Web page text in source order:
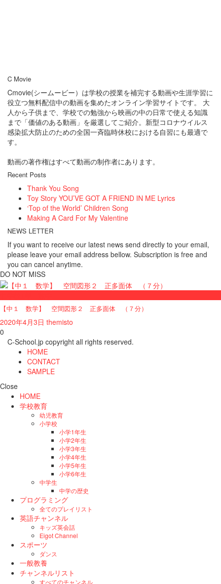
C Movie
Cmovie(シームービー）は学校の授業を補完する動画や生涯学習に
役立つ無料配信中の動画を集めたオンライン学習サイトです。 大
人から子供まで、学校での勉強から映画の中の日常で使える知識
まで「価値のある動画」を厳選してご紹介。新型コロナウイルス
感染拡大防止のための全国一斉臨時休校における自習にも最適で
す。
動画の著作権はすべて動画の制作者にあります。
Recent Posts
Thank You Song
Toy Story YOU’VE GOT A FRIEND IN ME Lyrics
‘Top of the World’ Children Song
Making A Card For My Valentine
NEWS LETTER
If you want to receive our latest news send directly to your email,
please leave your email address bellow. Subscription is free and
you can cancel anytime.
DO NOT MISS
【中１ 数学】 空間図形２ 正多面体 （７分）
2020年4月3日 themisto
0
C-School.jp copyright all rights reserved.
HOME
CONTACT
SAMPLE
Close
HOME
学校教育
幼児教育
小学校
小学1年生
小学2年生
小学3年生
小学4年生
小学5年生
小学6年生
中学生
中学の歴史
プログラミング
全てのプレイリスト
英語チャンネル
キッズ英会話
Eigot Channel
スポーツ
ダンス
一般教養
チャンネルリスト
すべてのチャンネル